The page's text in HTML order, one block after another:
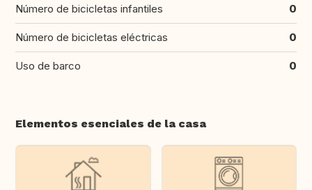
Número de bicicletas infantiles 0
Número de bicicletas eléctricas 0
Uso de barco 0
Elementos esenciales de la casa